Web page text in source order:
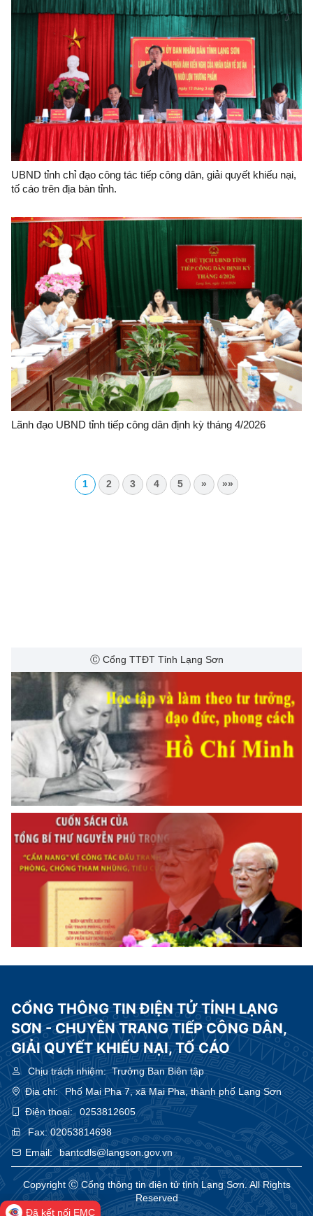
UBND tỉnh chỉ đạo công tác tiếp công dân, giải quyết khiếu nại,
tố cáo trên địa bàn tỉnh.
Lãnh đạo UBND tỉnh tiếp công dân định kỳ tháng 4/2026
1 2 3 4 5 » »»
Ⓒ Cổng TTĐT Tỉnh Lạng Sơn
CỔNG THÔNG TIN ĐIỆN TỬ TỈNH LẠNG
SƠN - CHUYÊN TRANG TIẾP CÔNG DÂN,
GIẢI QUYẾT KHIẾU NẠI, TỐ CÁO
Chịu trách nhiệm:Trưởng Ban Biên tập
Địa chỉ:
Phố Mai Pha 7, xã Mai Pha, thành phố Lạng Sơn
Điện thoại:
0253812605
Fax:02053814698
Email:
bantcdls@langson.gov.vn
Copyright Ⓒ Cổng thông tin điện tử tỉnh Lạng Sơn. All Rights
Reserved
Đã kết nối EMC